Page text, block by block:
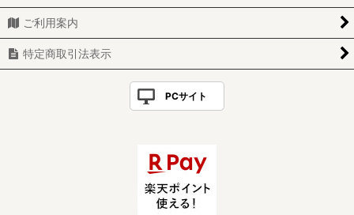
ご利用案内
特定商取引法表示
PCサイト